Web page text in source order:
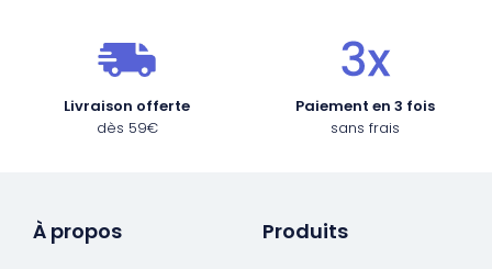
Livraison offerte
dès 59€
Paiement en 3 fois
sans frais
À propos Produits